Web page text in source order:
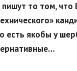
пишут то том, что
есть якобы у